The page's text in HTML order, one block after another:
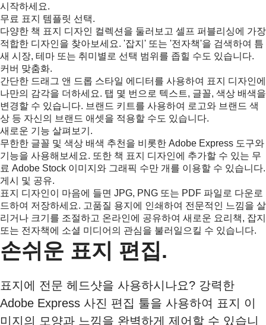
시작하세요.
무료 표지 템플릿 선택.
다양한 책 표지 디자인 컬렉션을 둘러보고 셀프 퍼블리싱에 가장
적합한 디자인을 찾아보세요. '잡지' 또는 '전자책'을 검색하여 틈
새 시장, 테마 또는 취미별로 선택 범위를 좁힐 수도 있습니다.
커버 맞춤화.
간단한 드래그 앤 드롭 스타일 에디터를 사용하여 표지 디자인에
나만의 감각을 더하세요. 탭 몇 번으로 텍스트, 글꼴, 색상 배색을
변경할 수 있습니다. 브랜드 키트를 사용하여 로고와 브랜드 색
상 등 자신의 브랜드 애셋을 적용할 수도 있습니다.
새로운 기능 살펴보기.
무한한 글꼴 및 색상 배색 추천을 비롯한 Adobe Express 도구와
기능을 사용해보세요. 또한 책 표지 디자인에 추가할 수 있는 무
료 Adobe Stock 이미지와 그래픽 수만 개를 이용할 수 있습니다.
게시 및 공유.
표지 디자인이 마음에 들면 JPG, PNG 또는 PDF 파일로 다운로
드하여 저장하세요. 고품질 용지에 인쇄하여 전문적인 느낌을 살
리거나 크기를 조절하고 온라인에 공유하여 새로운 요리책, 잡지
또는 전자책에 소셜 미디어의 관심을 불러일으킬 수 있습니다.
손쉬운 표지 편집.
표지에 전문 헤드샷을 사용하시나요? 강력한
Adobe Express 사진 편집 툴을 사용하여 표지 이
미지의 모양과 느낌을 완벽하게 제어할 수 있습니